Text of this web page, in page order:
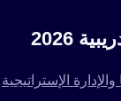
2026
الإستراتيجية